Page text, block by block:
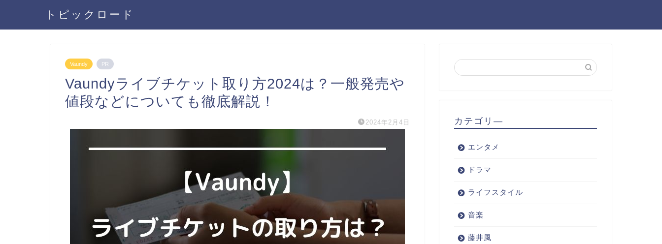
トピックロード
Vaundy PR
Vaundyライブチケット取り方2024は？一般発売や
値段などについても徹底解説！
2024年2月4日 カテゴリ―
エンタメ
ドラマ
ライフスタイル
音楽
藤井風